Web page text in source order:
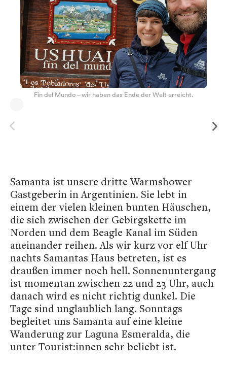
Fin del Mundo – wir haben das Ende der Welt erreicht.
Samanta ist unsere dritte Warmshower
Gastgeberin in Argentinien. Sie lebt in
einem der vielen kleinen bunten Häuschen,
die sich zwischen der Gebirgskette im
Norden und dem Beagle Kanal im Süden
aneinander reihen. Als wir kurz vor elf Uhr
nachts Samantas Haus betreten, ist es
draußen immer noch hell. Sonnenuntergang
ist momentan zwischen 22 und 23 Uhr, auch
danach wird es nicht richtig dunkel. Die
Tage sind unglaublich lang. Sonntags
begleitet uns Samanta auf eine kleine
Wanderung zur Laguna Esmeralda, die
unter Tourist:innen sehr beliebt ist.